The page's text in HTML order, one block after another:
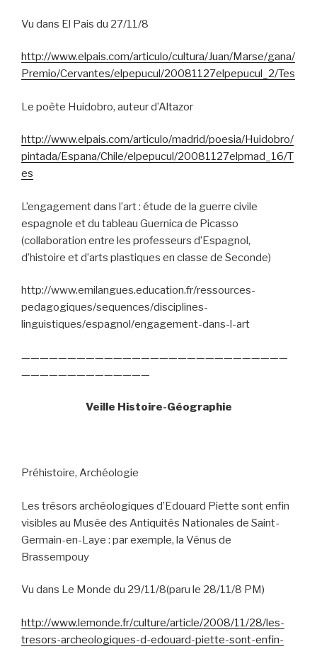
Vu dans El Pais du 27/11/8
http://www.elpais.com/articulo/cultura/Juan/Marse/gana/
Premio/Cervantes/elpepucul/20081127elpepucul_2/Tes
Le poète Huidobro, auteur d’Altazor
http://www.elpais.com/articulo/madrid/poesia/Huidobro/
pintada/Espana/Chile/elpepucul/20081127elpmad_16/T
es
L’engagement dans l’art : étude de la guerre civile
espagnole et du tableau Guernica de Picasso
(collaboration entre les professeurs d’Espagnol,
d’histoire et d’arts plastiques en classe de Seconde)
http://www.emilangues.education.fr/ressources-
pedagogiques/sequences/disciplines-
linguistiques/espagnol/engagement-dans-l-art
—————————————————————————————
——————————————
Veille Histoire-Géographie
Préhistoire, Archéologie
Les trésors archéologiques d’Edouard Piette sont enfin
visibles au Musée des Antiquités Nationales de Saint-
Germain-en-Laye : par exemple, la Vénus de
Brassempouy
Vu dans Le Monde du 29/11/8(paru le 28/11/8 PM)
http://www.lemonde.fr/culture/article/2008/11/28/les-
tresors-archeologiques-d-edouard-piette-sont-enfin-